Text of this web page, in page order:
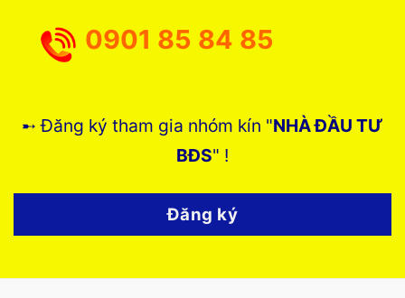
0901 85 84 85
➸ Đăng ký tham gia nhóm kín "NHÀ ĐẦU TƯ
BĐS" !
Đăng ký